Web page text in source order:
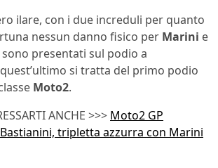
ilare, con i due increduli per quanto
nessun danno fisico per Marini e
sono presentati sul podio a
si tratta del primo podio
Moto2.
ANCHE >>> Moto2 GP
tripletta azzurra con Marini